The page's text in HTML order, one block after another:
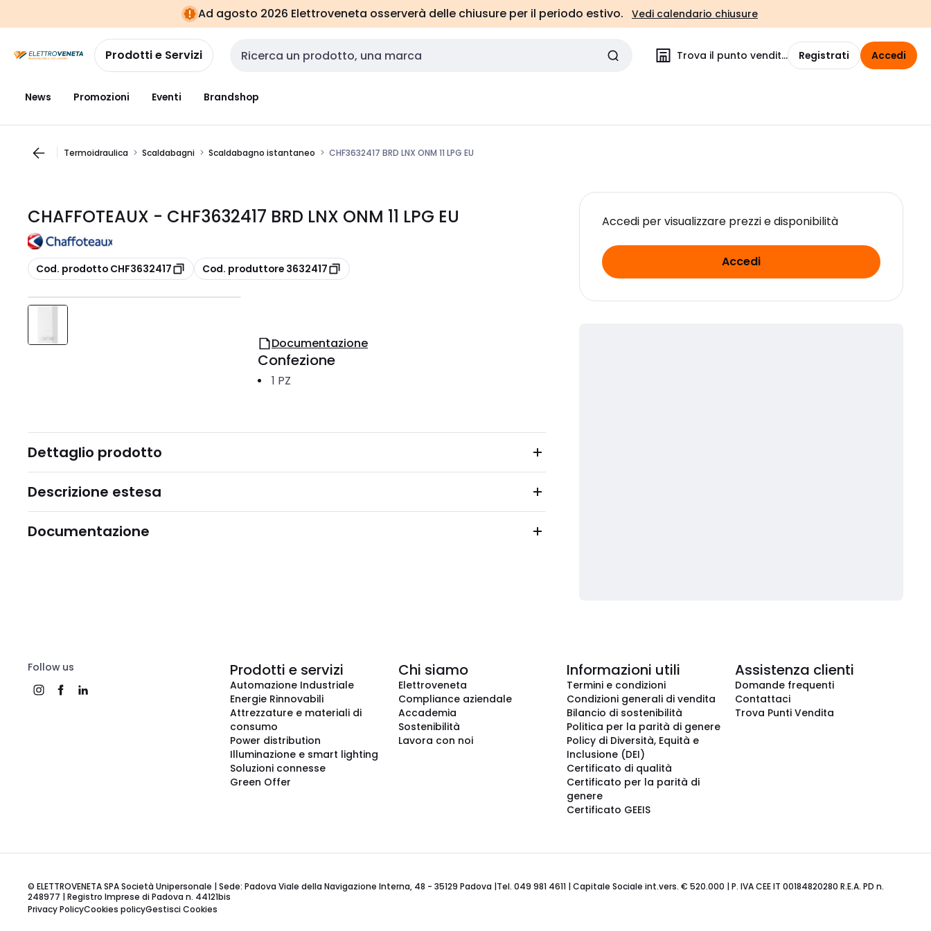
navigazionealla
pagina
Ad agosto 2026 Elettroveneta osserverà delle chiusure per il periodo estivo. Vedi calendario chiusure
Prodotti e Servizi Cerca input Trova il punto vendita Registrati Accedi
News Promozioni Eventi Brandshop
Termoidraulica Scaldabagni Scaldabagno istantaneo CHF3632417 BRD LNX ONM 11 LPG EU
CHAFFOTEAUX - CHF3632417 BRD LNX ONM 11 LPG EU
copia
Cod. prodotto CHF3632417 copia
Cod. produttore 3632417
Accedi per visualizzare prezzi e disponibilità
Accedi
Documentazione
Confezione
1 PZ
Dettaglio prodotto
Descrizione estesa
Documentazione
Follow us Prodotti e servizi
Automazione Industriale
Energie Rinnovabili
Attrezzature e materiali di
consumo
Power distribution
Illuminazione e smart lighting
Soluzioni connesse
Green Offer
Chi siamo
Elettroveneta
Compliance aziendale
Accademia
Sostenibilità
Lavora con noi
Informazioni utili
Termini e condizioni
Condizioni generali di vendita
Bilancio di sostenibilità
Politica per la parità di genere
Policy di Diversità, Equità e
Inclusione (DEI)
Certificato di qualità
Certificato per la parità di
genere
Certificato GEEIS
Assistenza clienti
Domande frequenti
Contattaci
Trova Punti Vendita
© ELETTROVENETA SPA Società Unipersonale | Sede: Padova Viale della Navigazione Interna, 48 - 35129 Padova |Tel. 049 981 4611 | Capitale Sociale int.vers. € 520.000 | P. IVA CEE IT 00184820280 R.E.A. PD n.
248977 | Registro Imprese di Padova n. 44121bis
Privacy PolicyCookies policyGestisci Cookies